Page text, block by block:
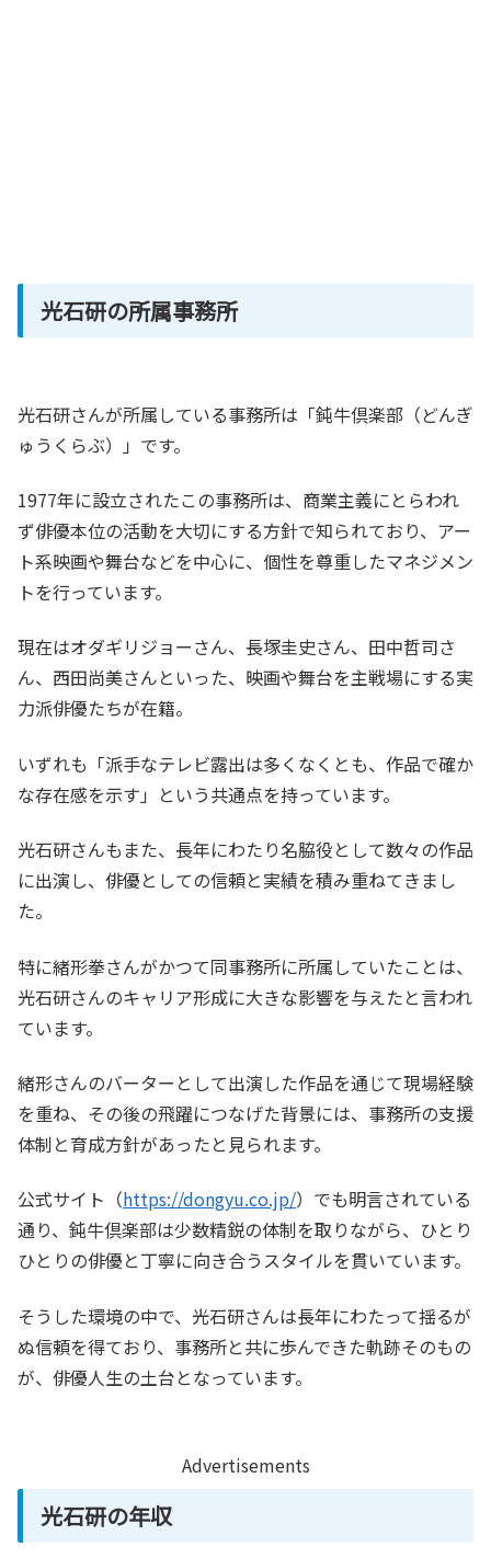
光石研の所属事務所
光石研さんが所属している事務所は「鈍牛倶楽部（どんぎ
ゅうくらぶ）」です。
1977年に設立されたこの事務所は、商業主義にとらわれ
ず俳優本位の活動を大切にする方針で知られており、アー
ト系映画や舞台などを中心に、個性を尊重したマネジメン
トを行っています。
現在はオダギリジョーさん、長塚圭史さん、田中哲司さ
ん、西田尚美さんといった、映画や舞台を主戦場にする実
力派俳優たちが在籍。
いずれも「派手なテレビ露出は多くなくとも、作品で確か
な存在感を示す」という共通点を持っています。
光石研さんもまた、長年にわたり名脇役として数々の作品
に出演し、俳優としての信頼と実績を積み重ねてきまし
た。
特に緒形拳さんがかつて同事務所に所属していたことは、
光石研さんのキャリア形成に大きな影響を与えたと言われ
ています。
緒形さんのバーターとして出演した作品を通じて現場経験
を重ね、その後の飛躍につなげた背景には、事務所の支援
体制と育成方針があったと見られます。
公式サイト（https://dongyu.co.jp/）でも明言されている
通り、鈍牛倶楽部は少数精鋭の体制を取りながら、ひとり
ひとりの俳優と丁寧に向き合うスタイルを貫いています。
そうした環境の中で、光石研さんは長年にわたって揺るが
ぬ信頼を得ており、事務所と共に歩んできた軌跡そのもの
が、俳優人生の土台となっています。
Advertisements
光石研の年収